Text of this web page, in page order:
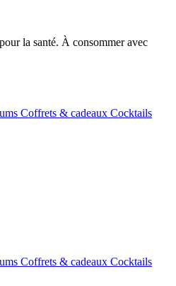
la santé. À consommer avec
Coffrets & cadeaux Cocktails
Coffrets & cadeaux Cocktails